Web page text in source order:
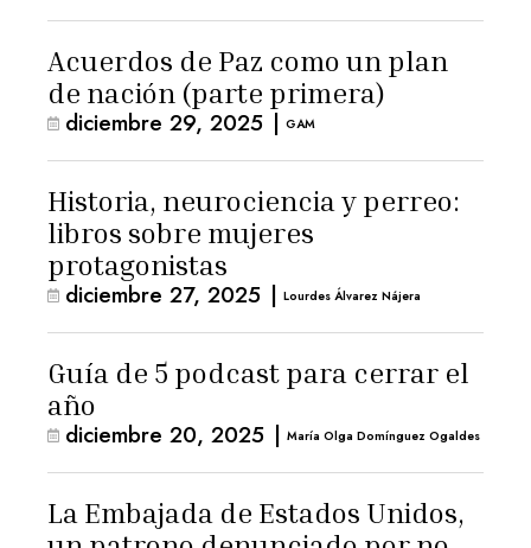
Acuerdos de Paz como un plan
de nación (parte primera)
diciembre 29, 2025 | GAM
Historia, neurociencia y perreo:
libros sobre mujeres
protagonistas
diciembre 27, 2025 | Lourdes Álvarez Nájera
Guía de 5 podcast para cerrar el
año
diciembre 20, 2025 | María Olga Domínguez Ogaldes
La Embajada de Estados Unidos,